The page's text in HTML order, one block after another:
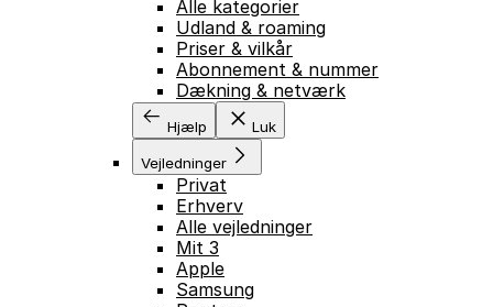
Alle kategorier
Udland & roaming
Priser & vilkår
Abonnement & nummer
Dækning & netværk
Hjælp Luk
Vejledninger
Privat
Erhverv
Alle vejledninger
Mit 3
Apple
Samsung